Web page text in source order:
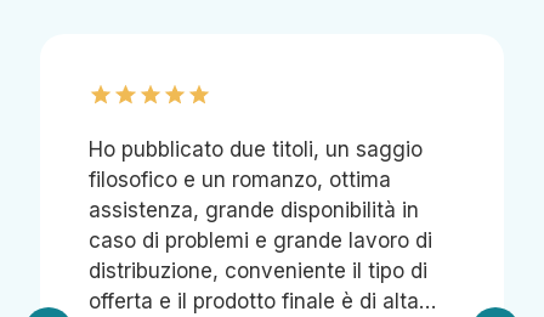
due titoli, un saggio
un romanzo, ottima
grande disponibilità in
e grande lavoro di
conveniente il tipo di
prodotto finale è di alta
Ho pubblicato
assistenza e
conferma che
professionisti
gentili ed